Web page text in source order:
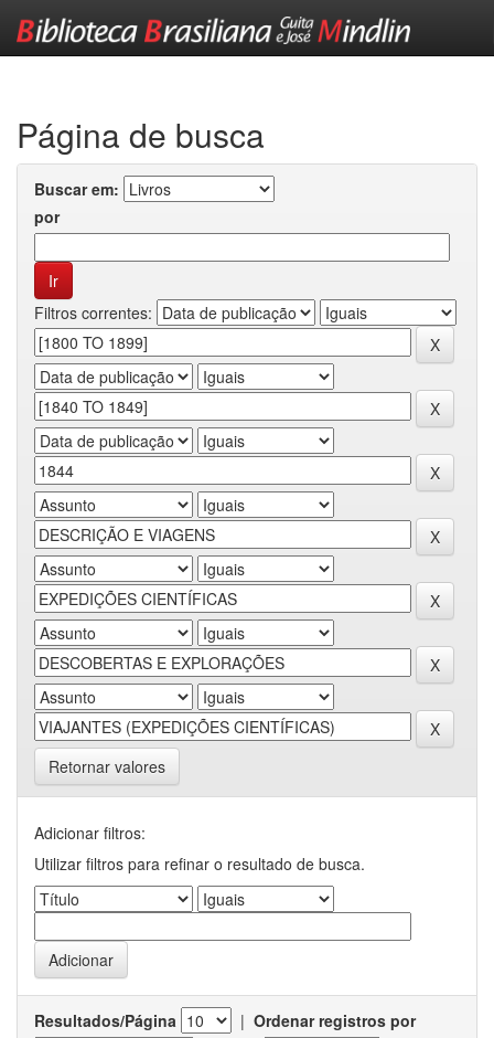
Página de busca
Buscar em:
por
Filtros correntes:
Retornar valores
Adicionar filtros:
Utilizar filtros para refinar o resultado de busca.
Resultados/Página | Ordenar registros por